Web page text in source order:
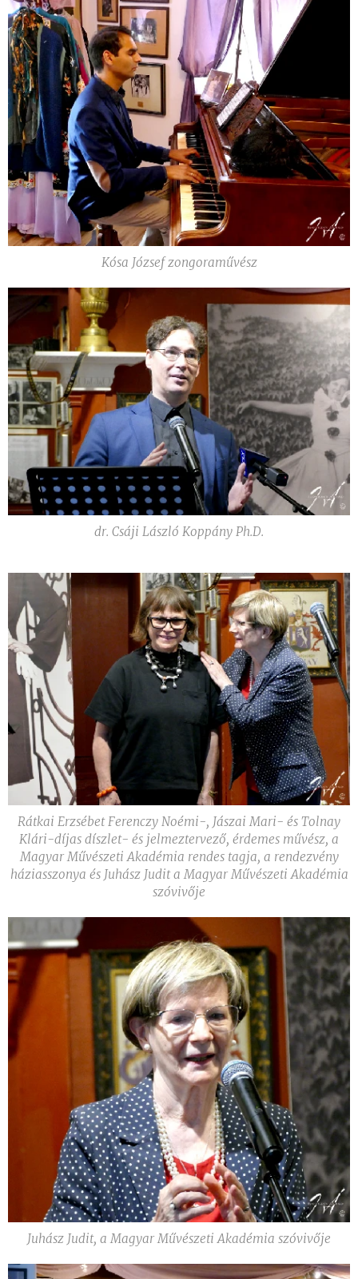
Kósa József zongoraművész
dr. Csáji László Koppány Ph.D.
Rátkai Erzsébet Ferenczy Noémi-, Jászai Mari- és Tolnay
Klári-díjas díszlet- és jelmeztervező, érdemes művész, a
Magyar Művészeti Akadémia rendes tagja, a rendezvény
háziasszonya és Juhász Judit a Magyar Művészeti Akadémia
szóvivője
Juhász Judit, a Magyar Művészeti Akadémia szóvivője